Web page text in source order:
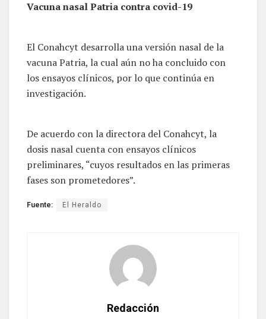
Vacuna nasal Patria contra covid-19
El Conahcyt desarrolla una versión nasal de la
vacuna Patria, la cual aún no ha concluido con
los ensayos clínicos, por lo que continúa en
investigación.
De acuerdo con la directora del Conahcyt, la
dosis nasal cuenta con ensayos clínicos
preliminares, “cuyos resultados en las primeras
fases son prometedores”.
Fuente: El Heraldo
Redacción